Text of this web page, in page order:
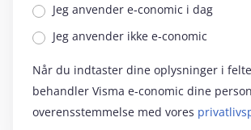
Jeg anvender e‑conomic i dag
Jeg anvender ikke e‑conomic
Når du indtaster dine oplysninger i
behandler Visma e‑conomic dine
overensstemmelse med vores